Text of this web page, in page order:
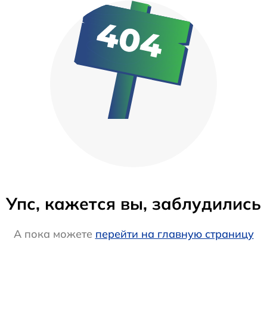
Упс, кажется вы, заблудились
А пока можете перейти на главную страницу